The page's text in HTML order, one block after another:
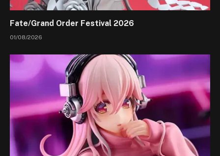
Fate/Grand Order Festival 2026
01/08/2026